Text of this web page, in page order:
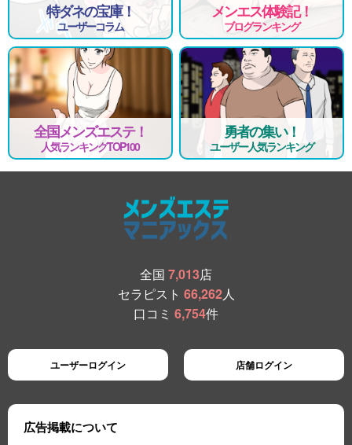
特ダネの宝庫！
ユーザーコラム
メンエス体験記！
ブログランキング
全国メンズエステ！
人気ランキングTOP100
勇者の集い！
ユーザー人気ランキング
全国 7,013店
セラピスト 66,262人
口コミ 6,754件
ユーザーログイン 店舗ログイン
広告掲載について